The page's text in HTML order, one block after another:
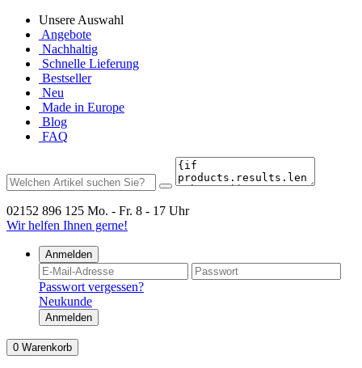
Unsere Auswahl
Angebote
Nachhaltig
Schnelle Lieferung
Bestseller
Neu
Made in Europe
Blog
FAQ
02152 896 125 Mo. - Fr. 8 - 17 Uhr
Wir helfen Ihnen gerne!
Anmelden
Passwort vergessen?
Neukunde
Anmelden
0 Warenkorb